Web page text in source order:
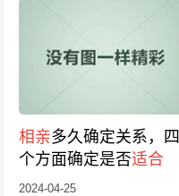
相亲多久确定关系，四
个方面确定是否适合
2024-04-25